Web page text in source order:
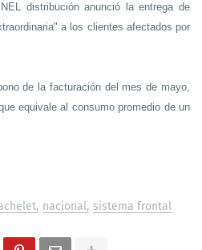
distribución anunció la entrega de
a los clientes afectados por
de la facturación del mes de mayo,
equivale al consumo promedio de un
nacional sistema frontal